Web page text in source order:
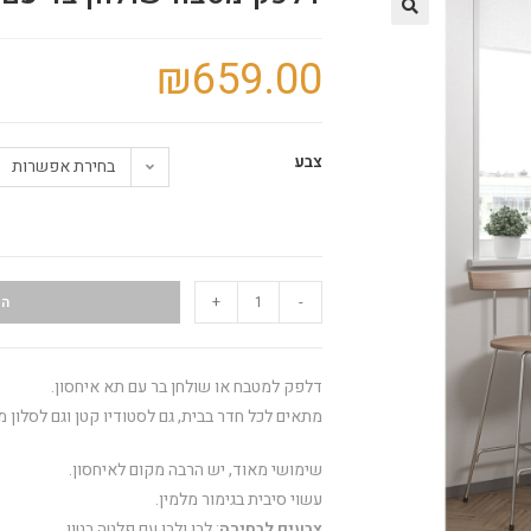
₪659.00
צבע בחירת אפשרות
-
+
דלפק למטבח או שולחן בר עם תא איחסון.
מתאים לכל חדר בבית, גם לסטודיו קטן וגם לסלון
שימושי מאוד, יש הרבה מקום לאיחסון.
עשוי סיבית בגימור מלמין.